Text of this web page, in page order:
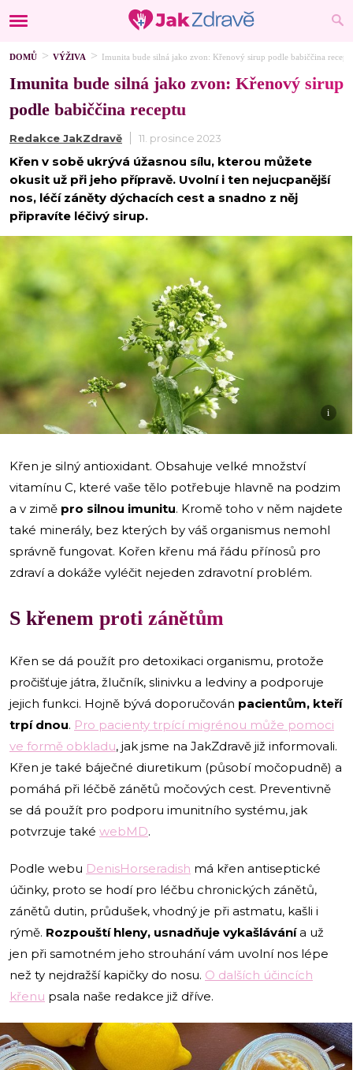
DOMŮ VÝŽIVA Imunita bude silná jako zvon: Křenový sirup podle babiččina
Imunita bude silná jako zvon: Křenový sirup
podle babiččina receptu
Redakce JakZdravě 11. prosince 2023
Křen v sobě ukrývá úžasnou sílu, kterou můžete
okusit už při jeho přípravě. Uvolní i ten nejucpanější
nos, léčí záněty dýchacích cest a snadno z něj
připravíte léčivý sirup.
i
Křen je silný antioxidant. Obsahuje velké množství
vitamínu C, které vaše tělo potřebuje hlavně na podzim
a v zimě pro silnou imunitu. Kromě toho v něm najdete
také minerály, bez kterých by váš organismus nemohl
správně fungovat. Kořen křenu má řádu přínosů pro
zdraví a dokáže vyléčit nejeden zdravotní problém.
S křenem proti zánětům
Křen se dá použít pro detoxikaci organismu, protože
pročišťuje játra, žlučník, slinivku a ledviny a podporuje
jejich funkci. Hojně bývá doporučován pacientům, kteří
trpí dnou. Pro pacienty trpící migrénou může pomoci
ve formě obkladu, jak jsme na JakZdravě již informovali.
Křen je také báječné diuretikum (působí močopudně) a
pomáhá při léčbě zánětů močových cest. Preventivně
se dá použít pro podporu imunitního systému, jak
potvrzuje také webMD.
Podle webu DenisHorseradish má křen antiseptické
účinky, proto se hodí pro léčbu chronických zánětů,
zánětů dutin, průdušek, vhodný je při astmatu, kašli i
rýmě. Rozpouští hleny, usnadňuje vykašlávánía už
jen při samotném jeho strouhání vám uvolní nos lépe
než ty nejdražší kapičky do nosu. O dalších účincích
křenu psala naše redakce již dříve.